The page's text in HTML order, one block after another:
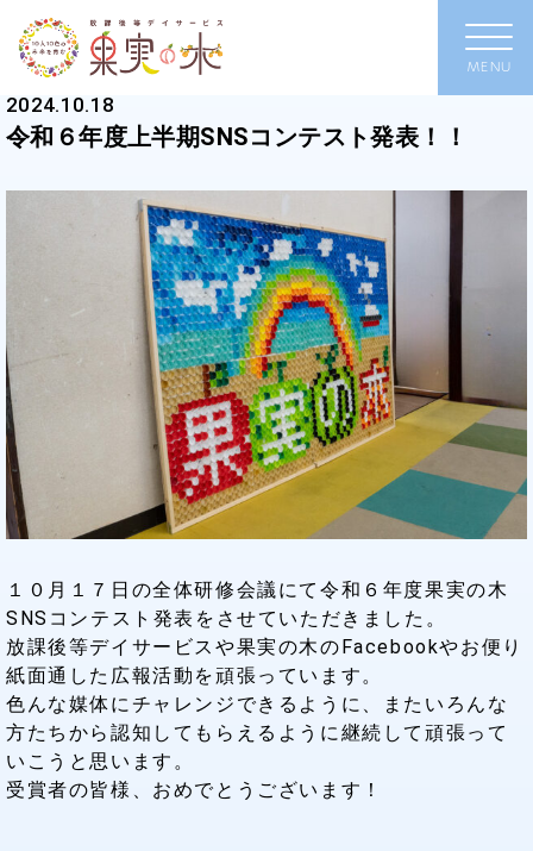
2024.10.18
令和６年度上半期SNSコンテスト発表！！
１０月１７日の全体研修会議にて令和６年度果実の木
SNSコンテスト発表をさせていただきました。
放課後等デイサービスや果実の木のFacebookやお便り
紙面通した広報活動を頑張っています。
色んな媒体にチャレンジできるように、またいろんな
方たちから認知してもらえるように継続して頑張って
いこうと思います。
受賞者の皆様、おめでとうございます！